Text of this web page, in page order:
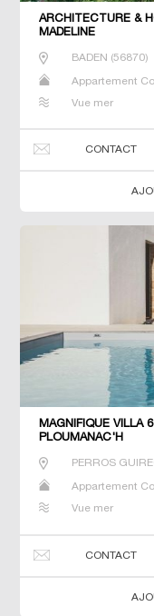
ARCHITECTURE &
MADELINE
BADEN (56870)
Appartement
Vue mer
CONTACT
MAGNIFIQUE VILLA
PLOUMANAC'H
PERROS
Appartement
Vue mer
CONTACT